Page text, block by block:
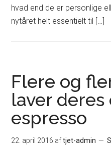
hvad end de er personlige
nytåret helt essentielt til […]
Flere og
laver deres
espresso
22. april 2016 aftjet-admin